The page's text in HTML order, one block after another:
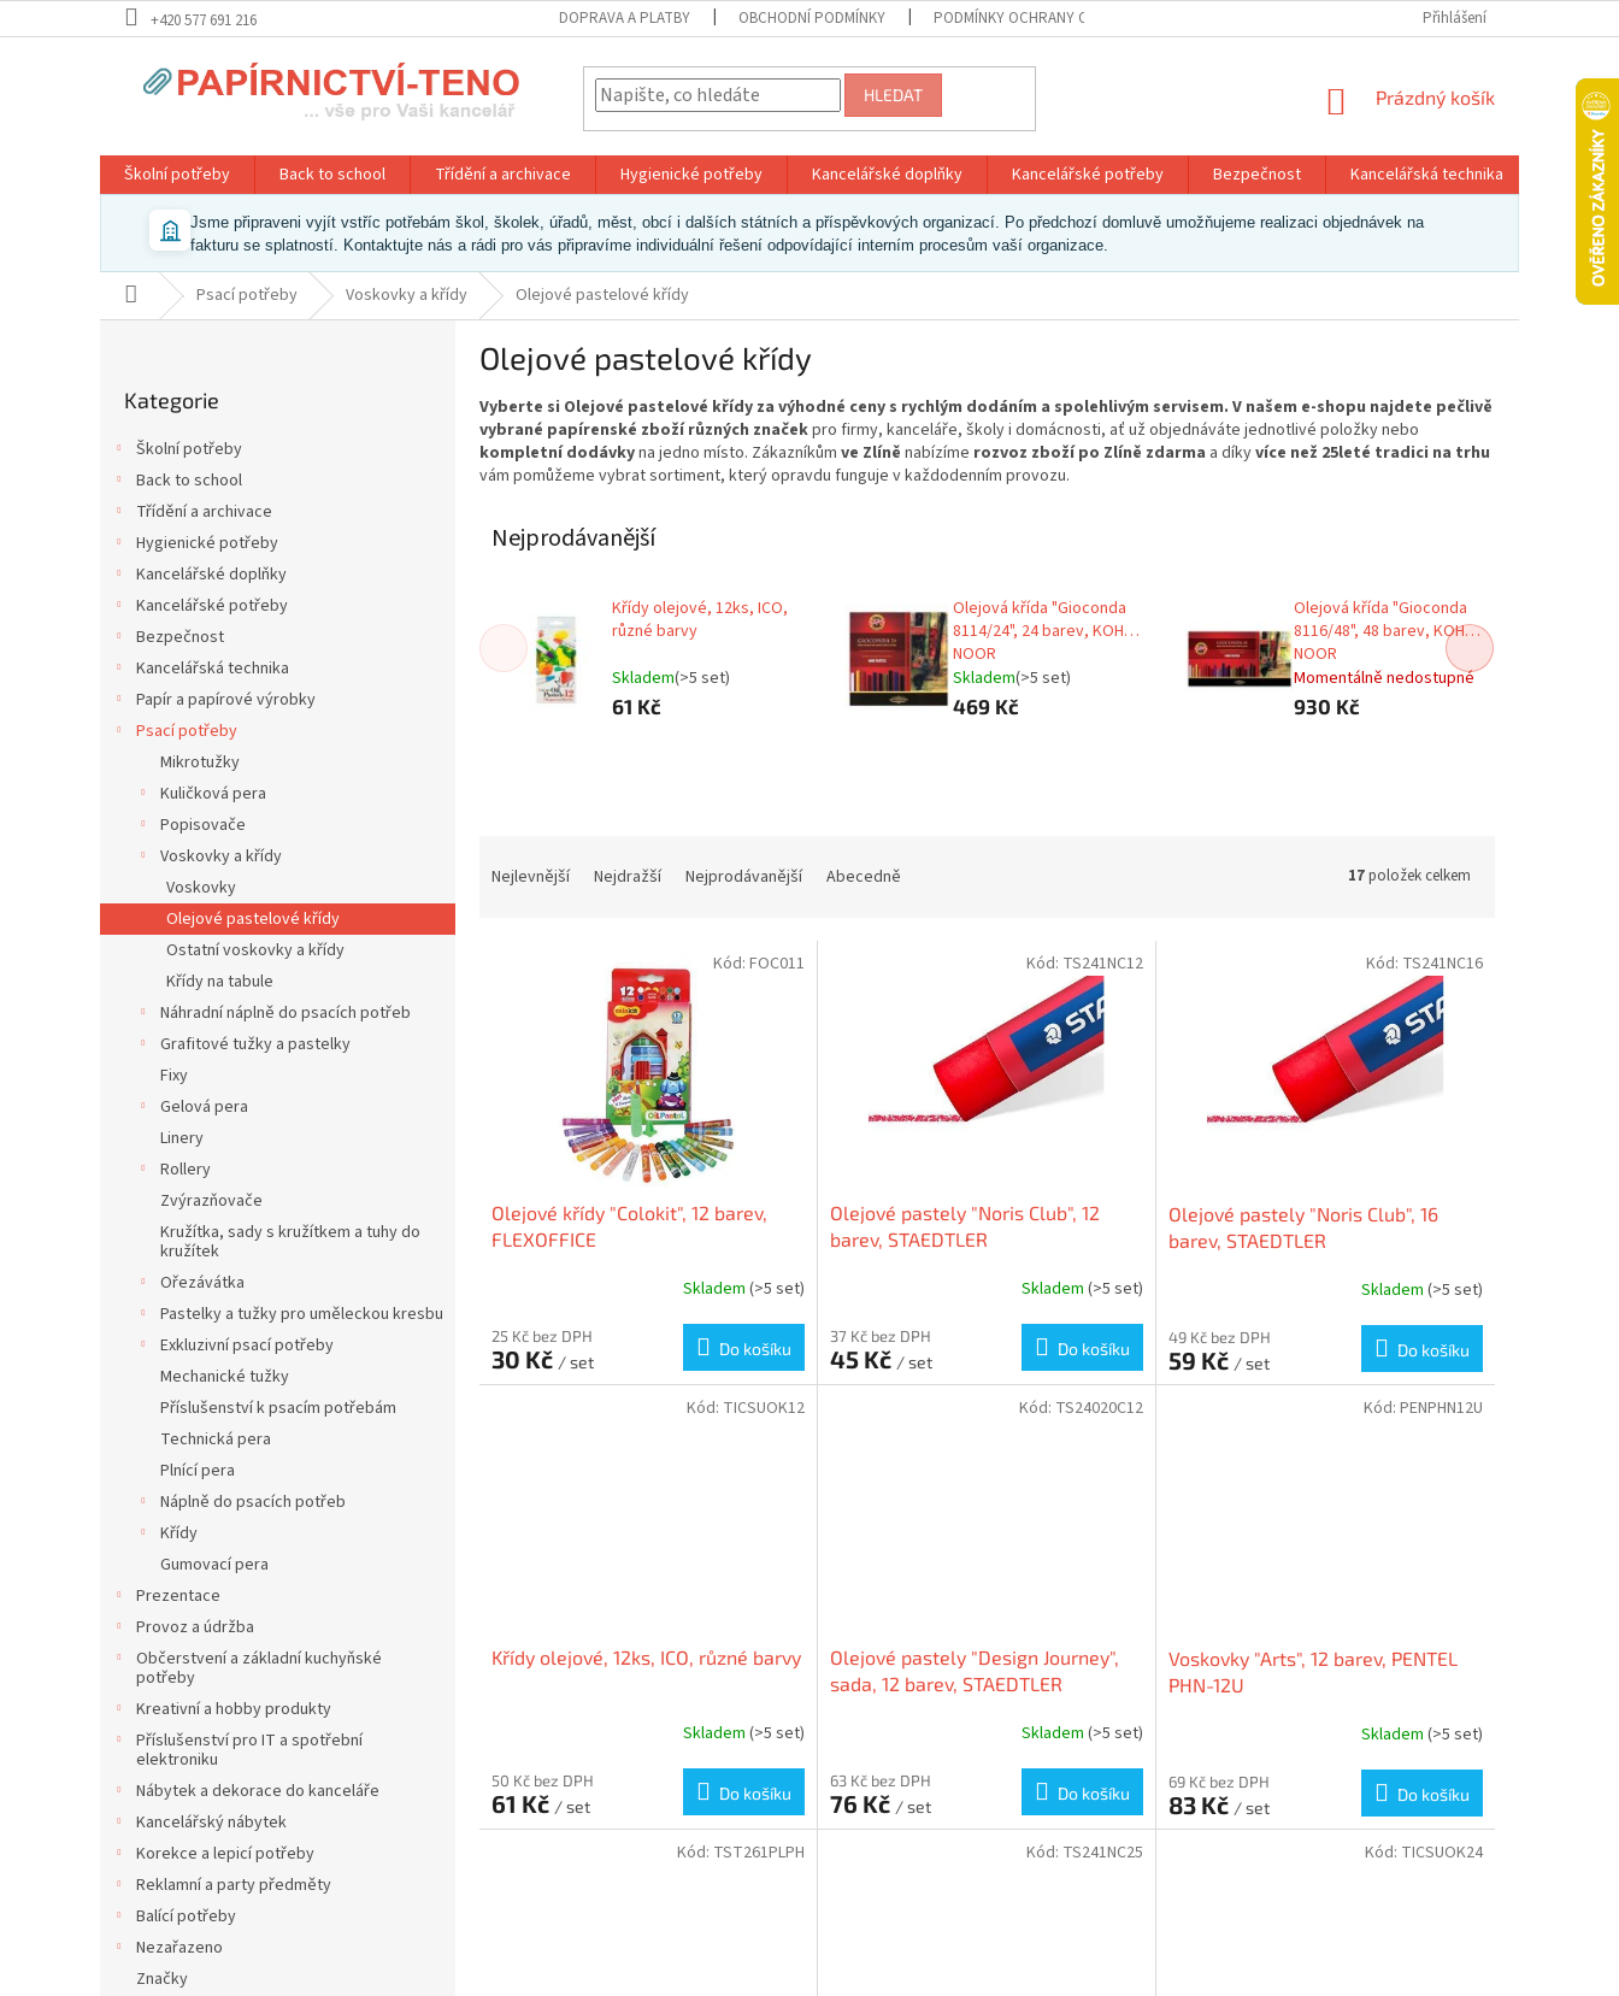
na
+420 577 691 216 DOPRAVA A PLATBY OBCHODNÍ PODMÍNKY PODMÍNKY OCHRANY OSOBNÍCH ÚDAJŮ Přihlášení
HLEDAT
NÁKUPNÍ
Prázdný košík
Školní potřeby Back to school Třídění a archivace Hygienické potřeby Kancelářské doplňky Kancelářské potřeby Bezpečnost Kancelářská technika Papír a
Jsme připraveni vyjít vstříc potřebám škol, školek, úřadů, měst, obcí i dalších státních a příspěvkových organizací. Po předchozí domluvě umožňujeme realizaci objednávek na
fakturu se splatností. Kontaktujte nás a rádi pro vás připravíme individuální řešení odpovídající interním procesům vaší organizace.
Domů Psací potřeby Voskovky a křídy Olejové pastelové křídy
kategorie
Kategorie
Školní potřeby
Back to school
Třídění a archivace
Hygienické potřeby
Kancelářské doplňky
Kancelářské potřeby
Bezpečnost
Kancelářská technika
Papír a papírové výrobky
Psací potřeby
Mikrotužky
Kuličková pera
Popisovače
Voskovky a křídy
Voskovky
Olejové pastelové křídy
Ostatní voskovky a křídy
Křídy na tabule
Náhradní náplně do psacích potřeb
Grafitové tužky a pastelky
Fixy
Gelová pera
Linery
Rollery
Zvýrazňovače
Kružítka, sady s kružítkem a tuhy do
kružítek
Ořezávátka
Pastelky a tužky pro uměleckou kresbu
Exkluzivní psací potřeby
Mechanické tužky
Příslušenství k psacím potřebám
Technická pera
Plnící pera
Náplně do psacích potřeb
Křídy
Gumovací pera
Prezentace
Provoz a údržba
Občerstvení a základní kuchyňské
potřeby
Kreativní a hobby produkty
Příslušenství pro IT a spotřební
elektroniku
Nábytek a dekorace do kanceláře
Kancelářský nábytek
Korekce a lepicí potřeby
Reklamní a party předměty
Balící potřeby
Nezařazeno
Značky
Olejové pastelové křídy
Vyberte si Olejové pastelové křídy za výhodné ceny s rychlým dodáním a spolehlivým servisem. V našem e-shopu najdete pečlivě
vybrané papírenské zboží různých značekpro firmy, kanceláře, školy i domácnosti, ať už objednáváte jednotlivé položky nebo
kompletní dodávkyna jedno místo. Zákazníkům ve Zlíně nabízíme rozvoz zboží po Zlíně zdarma a díkyvíce než 25leté tradici na trhu
vám pomůžeme vybrat sortiment, který opravdu funguje v každodenním provozu.
Nejprodávanější
Křídy olejové, 12ks, ICO,
různé barvy
Skladem(>5 set)
61 Kč
Olejová křída "Gioconda
8114/24", 24 barev, KOH-I-
NOOR
Skladem(>5 set)
469 Kč
Olejová křída "Gioconda
8116/48", 48 barev, KOH-I-
NOOR
Momentálně nedostupné
930 Kč
Nejlevnější Nejdražší Nejprodávanější Abecedně 17položek celkem
Olejové křídy "Colokit", 12 barev,
FLEXOFFICE
Skladem (>5 set)
25 Kč bez DPH
30 Kč / set
Do košíku
Kód: FOC011
Olejové pastely "Noris Club", 12
barev, STAEDTLER
Skladem (>5 set)
37 Kč bez DPH
45 Kč / set
Do košíku
Kód: TS241NC12
Olejové pastely "Noris Club", 16
barev, STAEDTLER
Skladem (>5 set)
49 Kč bez DPH
59 Kč / set
Do košíku
Kód: TS241NC16
Křídy olejové, 12ks, ICO, různé barvy
Skladem (>5 set)
50 Kč bez DPH
61 Kč / set
Do košíku
Kód: TICSUOK12
Olejové pastely "Design Journey",
sada, 12 barev, STAEDTLER
Skladem (>5 set)
63 Kč bez DPH
76 Kč / set
Do košíku
Kód: TS24020C12
Voskovky "Arts", 12 barev, PENTEL
PHN-12U
Skladem (>5 set)
69 Kč bez DPH
83 Kč / set
Do košíku
Kód: PENPHN12U
Kód: TST261PLPH Kód: TS241NC25 Kód: TICSUOK24